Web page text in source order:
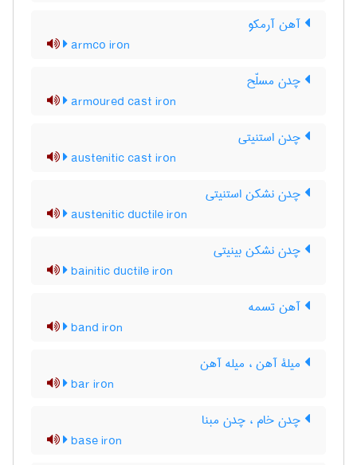
آهن آرمکو
armco iron
چدن مسلّح
armoured cast iron
چدن استنیتی
austenitic cast iron
چدن نشکن استنیتی
austenitic ductile iron
چدن نشکن بینیتی
bainitic ductile iron
آهن تسمه
band iron
میلۀ آهن ، میله آهن
bar iron
چدن خام ، چدن مبنا
base iron